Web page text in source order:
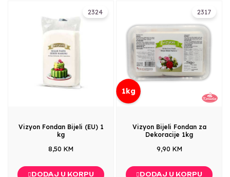
2324
Vizyon Fondan Bijeli (EU) 1
kg
8,50 KM
DODAJ U KORPU
2317
1kg
Vizyon Bijeli Fondan za
Dekoracije 1kg
9,90 KM
DODAJ U KORPU